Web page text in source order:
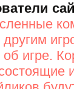
игре.